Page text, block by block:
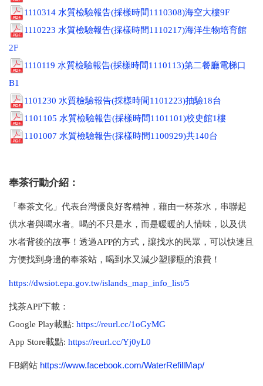
1110314 水質檢驗報告(採樣時間1110308)海空大樓9F
1110223 水質檢驗報告(採樣時間1110217)海洋生物培育館
2F
1110119 水質檢驗報告(採樣時間1110113)第二餐廳電梯口
B1
1101230 水質檢驗報告(採樣時間1101223)抽驗18台
1101105 水質檢驗報告(採樣時間1101101)校史館1樓
1101007 水質檢驗報告(採樣時間1100929)共140台
奉茶行動介紹：
「奉茶文化」代表台灣優良好客精神，藉由一杯茶水，串聯起
供水者與喝水者。喝的不只是水，而是暖暖的人情味，以及供
水者背後的故事！透過APP的方式，讓找水的民眾，可以快速且
方便找到身邊的奉茶站，喝到水又減少塑膠瓶的浪費！
https://dwsiot.epa.gov.tw/islands_map_info_list/5
找茶APP下載：
Google Play載點: https://reurl.cc/1oGyMG
App Store載點: https://reurl.cc/Yj0yL0
FB網站 https://www.facebook.com/WaterRefillMap/